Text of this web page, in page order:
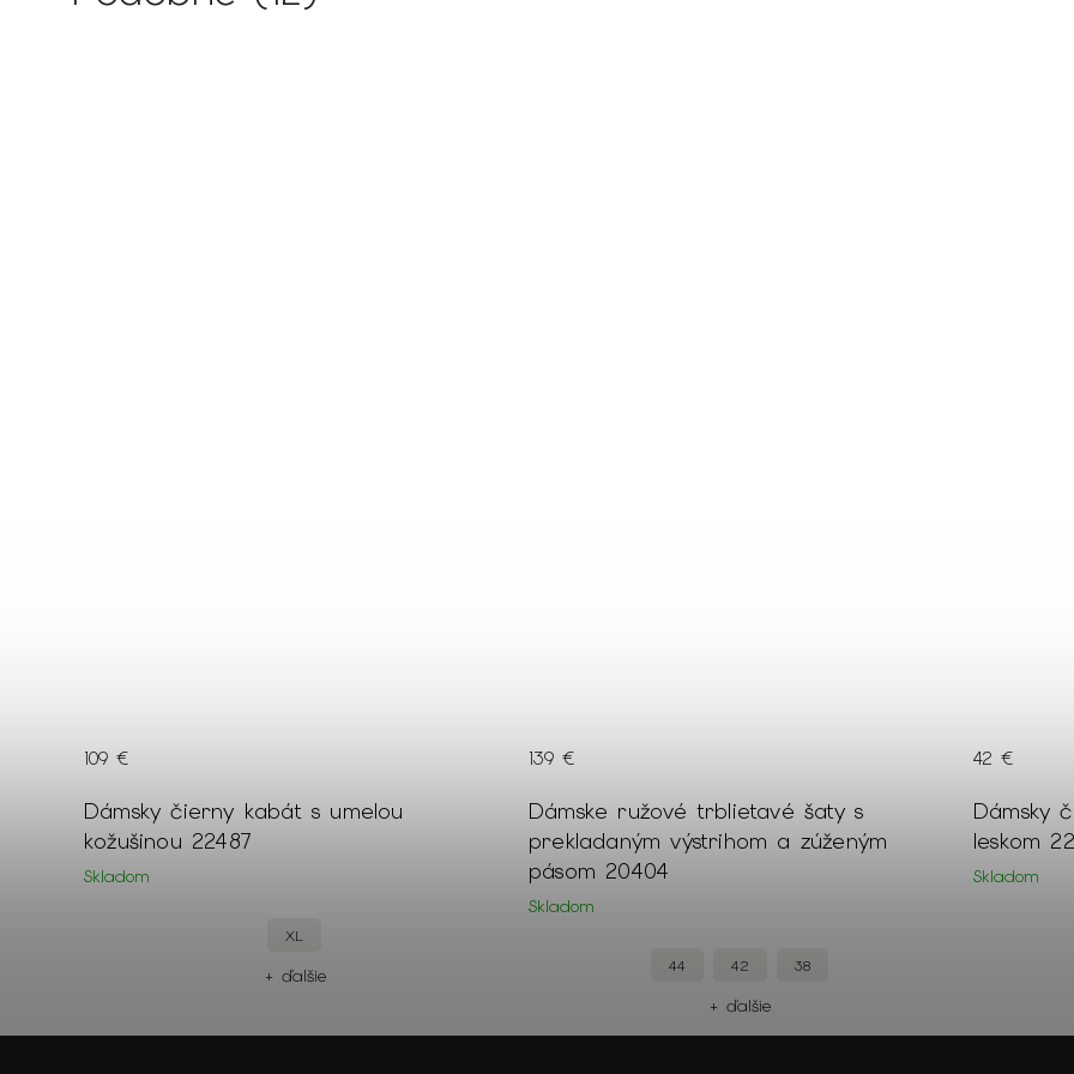
Dámsky čierny kabát s umelou
kožušinou 22487
Skladom
109 €
XL
+ ďalšie
Dámske ružové trblietavé šaty s
prekladaným výstrihom a zúženým
pásom 20404
Skladom
139 €
44 42 38
+ ďalšie
Dámsky
leskom
Skladom
42 €